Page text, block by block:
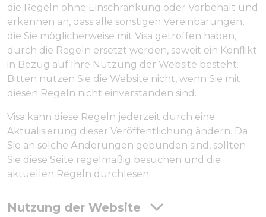
die Regeln ohne Einschränkung oder Vorbehalt und
erkennen an, dass alle sonstigen Vereinbarungen,
die Sie möglicherweise mit Visa getroffen haben,
durch die Regeln ersetzt werden, soweit ein Konflikt
in Bezug auf Ihre Nutzung der Website besteht.
Bitten nutzen Sie die Website nicht, wenn Sie mit
diesen Regeln nicht einverstanden sind.
Visa kann diese Regeln jederzeit durch eine
Aktualisierung dieser Veröffentlichung ändern. Da
Sie an solche Änderungen gebunden sind, sollten
Sie diese Seite regelmäßig besuchen und die
aktuellen Regeln durchlesen.
Nutzung der Website